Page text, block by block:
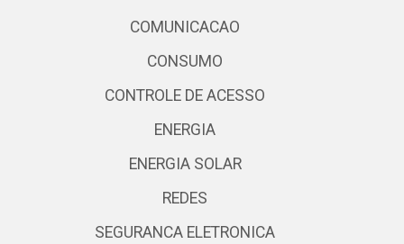
COMUNICACAO
CONSUMO
CONTROLE DE ACESSO
ENERGIA
ENERGIA SOLAR
REDES
SEGURANCA ELETRONICA